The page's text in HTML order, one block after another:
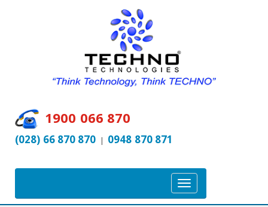
1900 066 870
(028) 66 870 870 | 0948 870 871
T
o